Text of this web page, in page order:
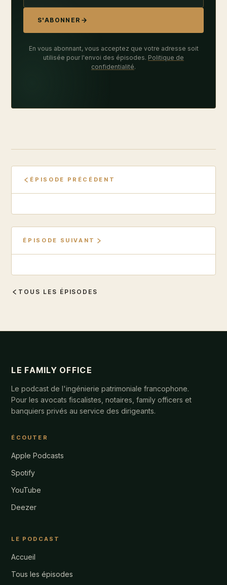
S'ABONNER
En vous abonnant, vous acceptez que votre adresse soit
utilisée pour l'envoi des épisodes. Politique de
confidentialité.
ÉPISODE PRÉCÉDENT
ÉPISODE SUIVANT
TOUS LES ÉPISODES
LE FAMILY OFFICE
Le podcast de l'ingénierie patrimoniale francophone.
Pour les avocats fiscalistes, notaires, family officers et
banquiers privés au service des dirigeants.
ÉCOUTER
Apple Podcasts
Spotify
YouTube
Deezer
LE PODCAST
Accueil
Tous les épisodes